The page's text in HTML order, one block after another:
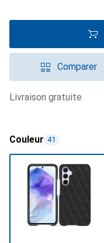
Comparer
livraison gratuite
Couleur 41